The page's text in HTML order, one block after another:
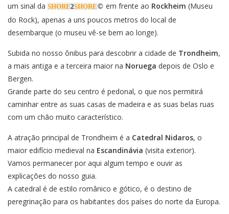
um sinal da SHORE2SHORE© em frente ao Rockheim (Museu
do Rock), apenas a uns poucos metros do local de
desembarque (o museu vê-se bem ao longe).
Subida no nosso ônibus para descobrir a cidade de Trondheim,
a mais antiga e a terceira maior na Noruega depois de Oslo e
Bergen.
Grande parte do seu centro é pedonal, o que nos permitirá
caminhar entre as suas casas de madeira e as suas belas ruas
com um chão muito característico.
A atração principal de Trondheim é a Catedral Nidaros, o
maior edifício medieval na Escandinávia (visita exterior).
Vamos permanecer por aqui algum tempo e ouvir as
explicações do nosso guia.
A catedral é de estilo românico e gótico, é o destino de
peregrinação para os habitantes dos países do norte da Europa.